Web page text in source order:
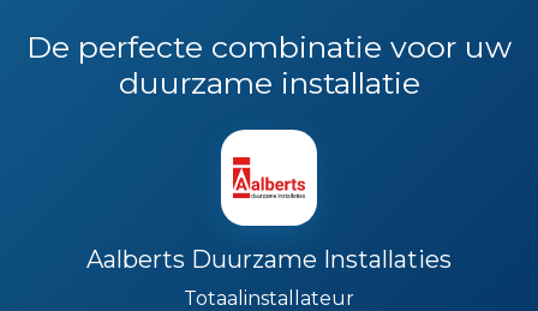
De perfecte combinatie voor uw
duurzame installatie
Aalberts Duurzame Installaties
Totaalinstallateur